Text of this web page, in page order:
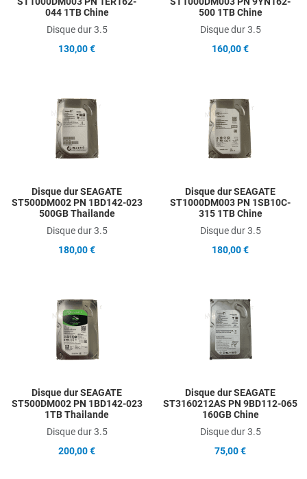
044 1TB Chine
Disque dur 3.5
130,00 €
500 1TB Chine
Disque dur 3.5
160,00 €
Add to Compare
Disque dur SEAGATE
ST500DM002 PN 1BD142-023
500GB Thailande
Disque dur 3.5
180,00 €
Disque dur SEAGATE
ST1000DM003 PN 1SB10C-
315 1TB Chine
Disque dur 3.5
180,00 €
Add to Compare
Disque dur SEAGATE
ST500DM002 PN 1BD142-023
1TB Thailande
Disque dur 3.5
200,00 €
Disque dur SEAGATE
ST3160212AS PN 9BD112-065
160GB Chine
Disque dur 3.5
75,00 €